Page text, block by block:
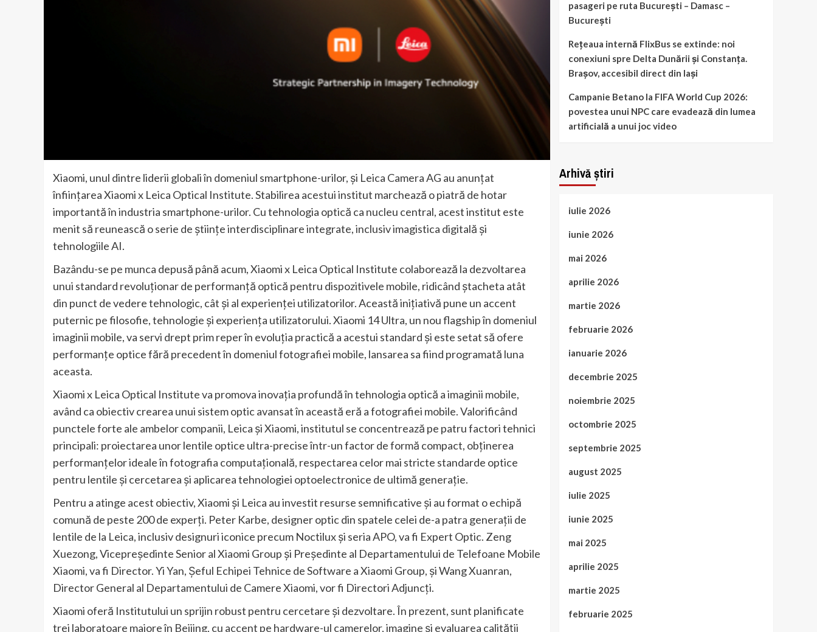
Xiaomi, unul dintre liderii globali în domeniul smartphone-urilor, și Leica Camera AG au anunțat
înființarea Xiaomi x Leica Optical Institute. Stabilirea acestui institut marchează o piatră de hotar
importantă în industria smartphone-urilor. Cu tehnologia optică ca nucleu central, acest institut este
menit să reunească o serie de științe interdisciplinare integrate, inclusiv imagistica digitală și
tehnologiile AI.
Bazându-se pe munca depusă până acum, Xiaomi x Leica Optical Institute colaborează la dezvoltarea
unui standard revoluționar de performanță optică pentru dispozitivele mobile, ridicând ștacheta atât
din punct de vedere tehnologic, cât și al experienței utilizatorilor. Această inițiativă pune un accent
puternic pe filosofie, tehnologie și experiența utilizatorului. Xiaomi 14 Ultra, un nou flagship în domeniul
imaginii mobile, va servi drept prim reper în evoluția practică a acestui standard și este setat să ofere
performanțe optice fără precedent în domeniul fotografiei mobile, lansarea sa fiind programată luna
aceasta.
Xiaomi x Leica Optical Institute va promova inovația profundă în tehnologia optică a imaginii mobile,
având ca obiectiv crearea unui sistem optic avansat în această eră a fotografiei mobile. Valorificând
punctele forte ale ambelor companii, Leica și Xiaomi, institutul se concentrează pe patru factori tehnici
principali: proiectarea unor lentile optice ultra-precise într-un factor de formă compact, obținerea
performanțelor ideale în fotografia computațională, respectarea celor mai stricte standarde optice
pentru lentile și cercetarea și aplicarea tehnologiei optoelectronice de ultimă generație.
Pentru a atinge acest obiectiv, Xiaomi și Leica au investit resurse semnificative și au format o echipă
comună de peste 200 de experți. Peter Karbe, designer optic din spatele celei de-a patra generații de
lentile de la Leica, inclusiv designuri iconice precum Noctilux și seria APO, va fi Expert Optic. Zeng
Xuezong, Vicepreședinte Senior al Xiaomi Group și Președinte al Departamentului de Telefoane Mobile
Xiaomi, va fi Director. Yi Yan, Șeful Echipei Tehnice de Software a Xiaomi Group, și Wang Xuanran,
Director General al Departamentului de Camere Xiaomi, vor fi Directori Adjuncți.
Xiaomi oferă Institutului un sprijin robust pentru cercetare și dezvoltare. În prezent, sunt planificate
trei laboratoare majore în Beijing, cu accent pe hardware-ul camerelor, imagine și evaluarea calității
pasageri pe ruta București – Damasc –
București
Rețeaua internă FlixBus se extinde: noi
conexiuni spre Delta Dunării și Constanța.
Brașov, accesibil direct din Iași
Campanie Betano la FIFA World Cup 2026:
povestea unui NPC care evadează din lumea
artificială a unui joc video
Arhivă știri
iulie 2026
iunie 2026
mai 2026
aprilie 2026
martie 2026
februarie 2026
ianuarie 2026
decembrie 2025
noiembrie 2025
octombrie 2025
septembrie 2025
august 2025
iulie 2025
iunie 2025
mai 2025
aprilie 2025
martie 2025
februarie 2025